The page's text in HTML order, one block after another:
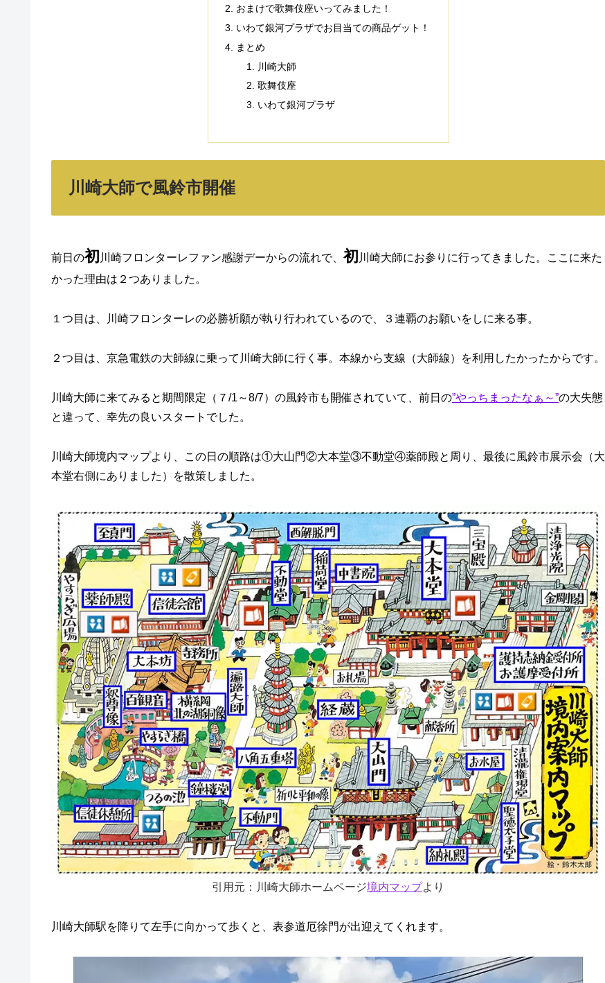
おまけで歌舞伎座いってみました！
いわて銀河プラザでお目当ての商品ゲット！
まとめ
川崎大師
歌舞伎座
いわて銀河プラザ
川崎大師で風鈴市開催
前日の初 川崎フロンターレファン感謝デーからの流れで、 初 川崎大師にお参りに行ってきました。ここに来た
かった理由は２つありました。
１つ目は、川崎フロンターレの必勝祈願が執り行われているので、３連覇のお願いをしに来る事。
２つ目は、京急電鉄の大師線に乗って川崎大師に行く事。本線から支線（大師線）を利用したかったからです。
川崎大師に来てみると期間限定（７/1～8/7）の風鈴市も開催されていて、前日の”やっちまったなぁ～”の大失態
と違って、幸先の良いスタートでした。
川崎大師境内マップより、この日の順路は①大山門②大本堂③不動堂④薬師殿と周り、最後に風鈴市展示会（大
本堂右側にありました）を散策しました。
引用元：川崎大師ホームページ境内マップより
川崎大師駅を降りて左手に向かって歩くと、表参道厄徐門が出迎えてくれます。